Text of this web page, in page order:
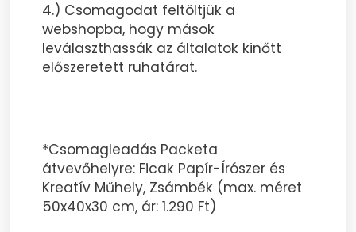
4.) Csomagodat feltöltjük a
webshopba, hogy mások
leválaszthassák az általatok kinőtt
előszeretett ruhatárat.
*Csomagleadás Packeta
átvevőhelyre: Ficak Papír-Írószer és
Kreatív Műhely, Zsámbék (max. méret
50x40x30 cm, ár: 1.290 Ft)